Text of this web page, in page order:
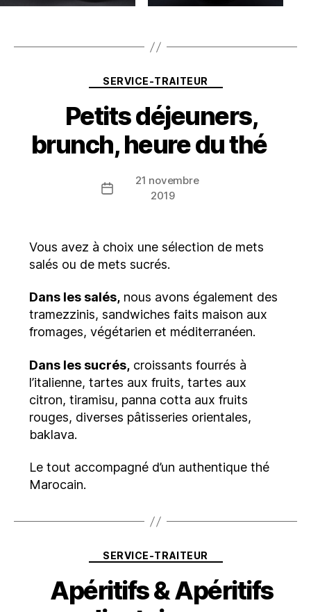
Catégories
SERVICE-TRAITEUR
Petits déjeuners,
brunch, heure du thé
Date
21 novembre
2019
Vous avez à choix une sélection de mets
salés ou de mets sucrés.
Dans les salés, nous avons également des
tramezzinis, sandwiches faits maison aux
fromages, végétarien et méditerranéen.
Dans les sucrés, croissants fourrés à
l’italienne, tartes aux fruits, tartes aux
citron, tiramisu, panna cotta aux fruits
rouges, diverses pâtisseries orientales,
baklava.
Le tout accompagné d’un authentique thé
Marocain.
Catégories
SERVICE-TRAITEUR
Apéritifs & Apéritifs